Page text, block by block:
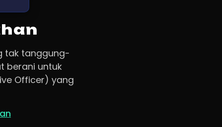
tak tanggung-
berani untuk
Officer) yang